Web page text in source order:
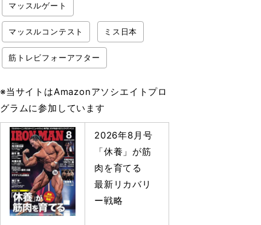
マッスルゲート
マッスルコンテスト ミス日本
筋トレビフォーアフター
※当サイトはAmazonアソシエイトプロ
グラムに参加しています
2026年8月号
「休養」が筋
肉を育てる
最新リカバリ
ー戦略